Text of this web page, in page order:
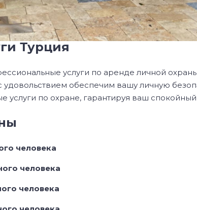
Турция
услуги по аренде личной
обеспечим вашу личную
услуги по охране, гарантируя ваш
человека
человека
человека